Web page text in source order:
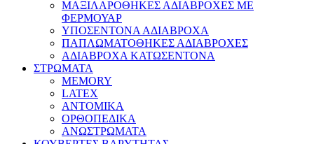
ΜΑΞΙΛΑΡΟΘΗΚΕΣ ΑΔΙΑΒΡΟΧΕΣ ΜΕ
ΦΕΡΜΟΥΑΡ
ΥΠΟΣΕΝΤΟΝΑ ΑΔΙΑΒΡΟΧΑ
ΠΑΠΛΩΜΑΤΟΘΗΚΕΣ ΑΔΙΑΒΡΟΧΕΣ
ΑΔΙΑΒΡΟΧΑ ΚΑΤΩΣΕΝΤΟΝΑ
ΣΤΡΩΜΑΤΑ
MEMORY
LATEX
ΑΝΤΟΜΙΚΑ
ΟΡΘΟΠΕΔΙΚΑ
ΑΝΩΣΤΡΩΜΑΤΑ